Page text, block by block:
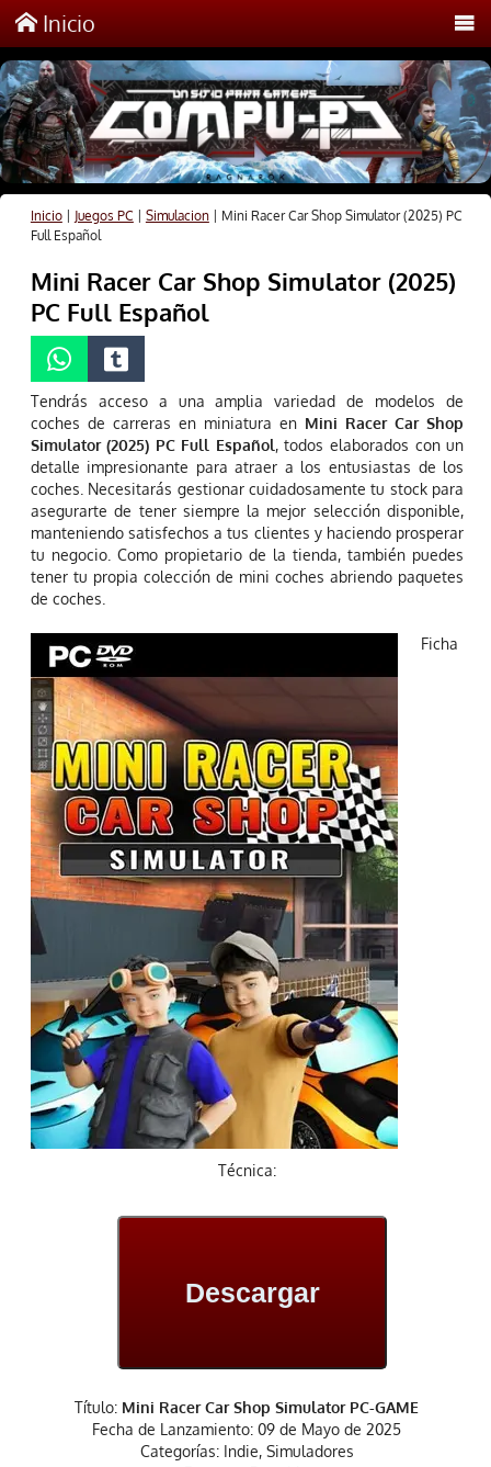
Inicio
Inicio| Juegos PC Simulacion| Mini Racer Car Shop Simulator (2025) PC
Full Español
Mini Racer Car Shop Simulator (2025)
PC Full Español
Tendrás acceso a una amplia variedad de modelos de
coches de carreras en miniatura en Mini Racer Car Shop
Simulator (2025) PC Full Español, todos elaborados con un
detalle impresionante para atraer a los entusiastas de los
coches. Necesitarás gestionar cuidadosamente tu stock para
asegurarte de tener siempre la mejor selección disponible,
manteniendo satisfechos a tus clientes y haciendo prosperar
tu negocio. Como propietario de la tienda, también puedes
tener tu propia colección de mini coches abriendo paquetes
de coches.
Ficha
Técnica:
Descargar
Título: Mini Racer Car Shop Simulator PC-GAME
Fecha de Lanzamiento: 09 de Mayo de 2025
Categorías: Indie, Simuladores